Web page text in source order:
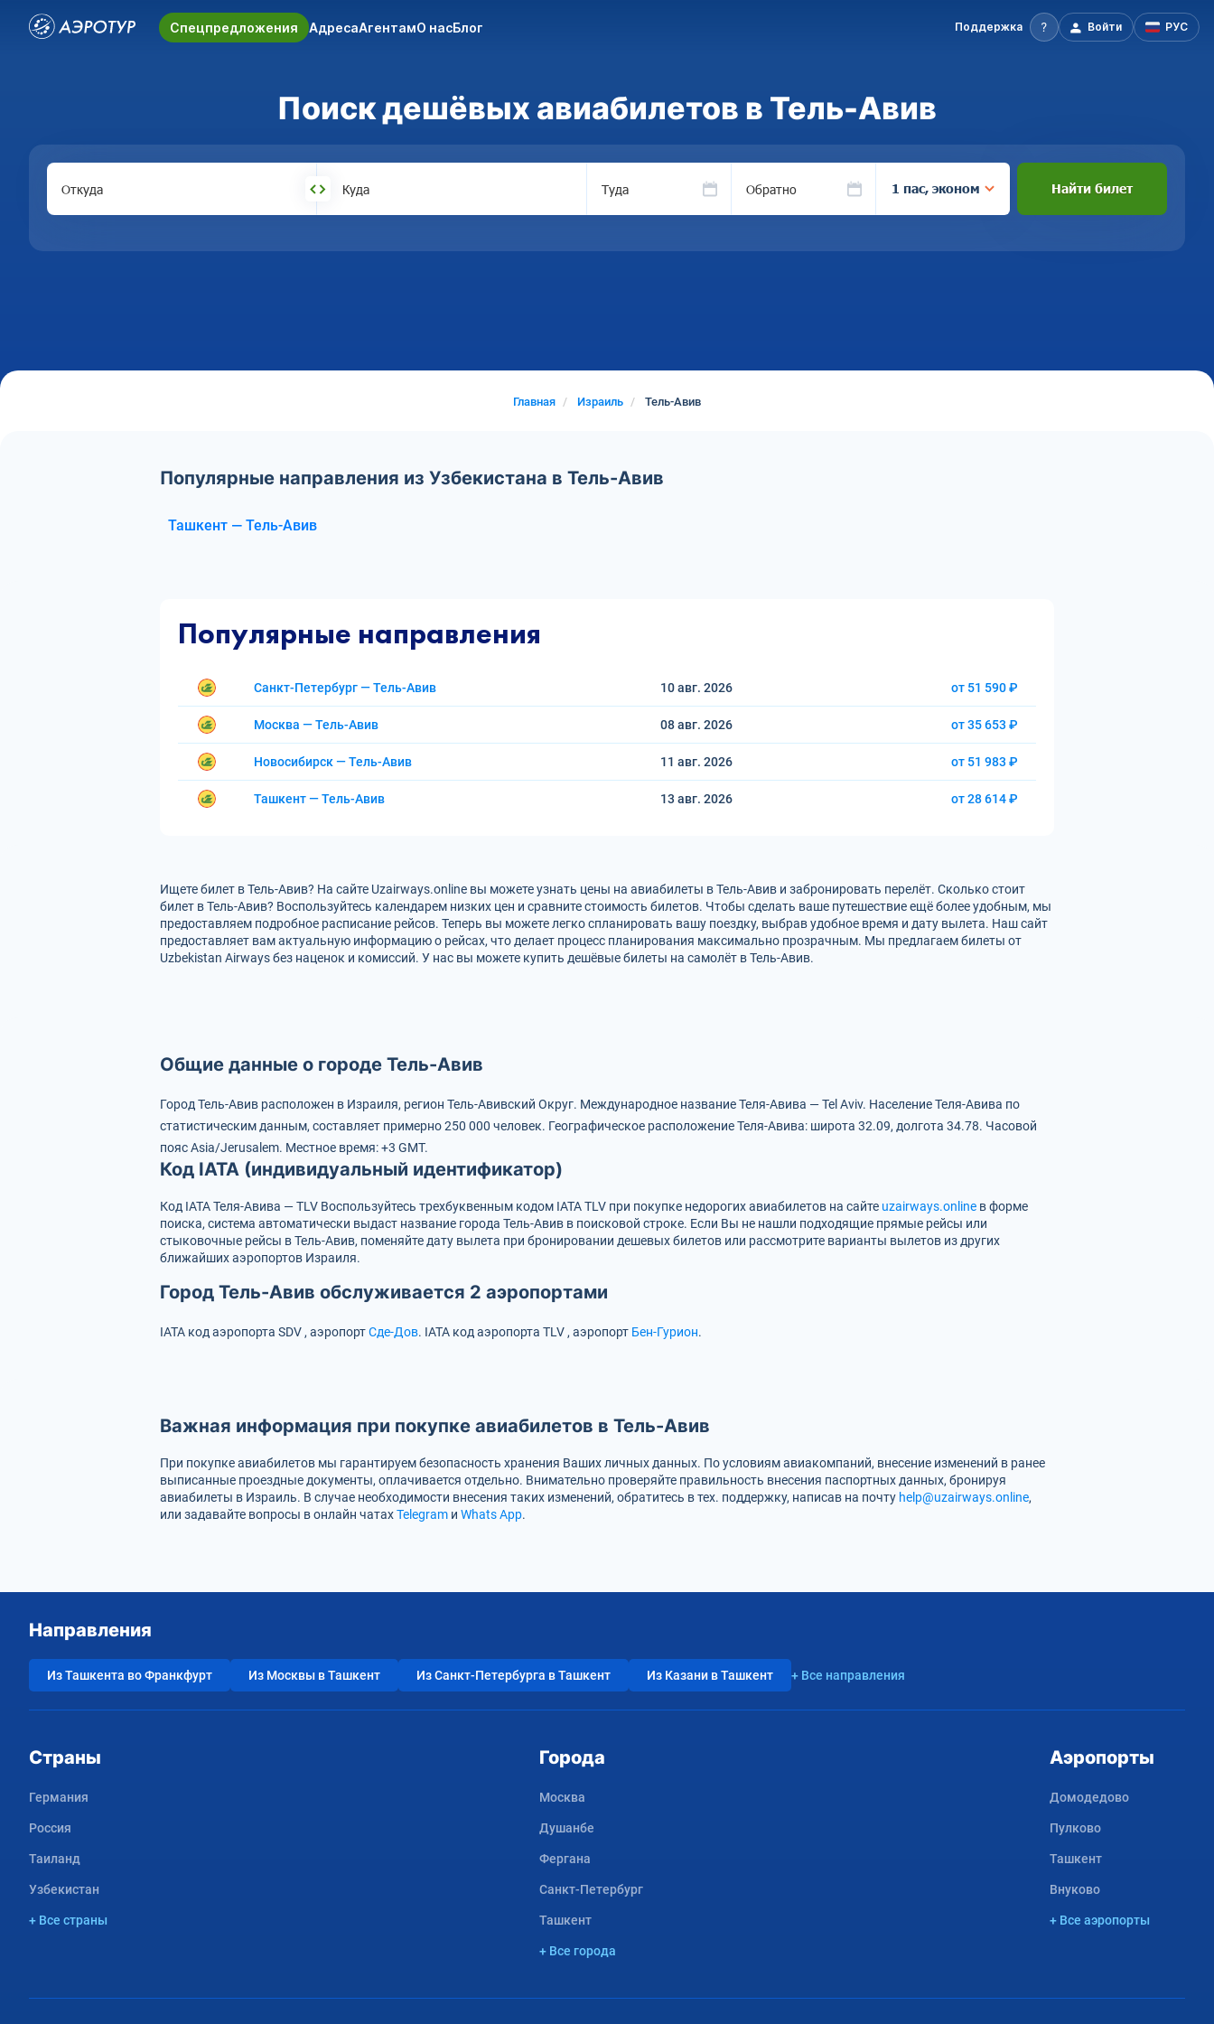
Спецпредложения АдресаАгентамО насБлог Поддержка Войти РУС
Поиск дешёвых авиабилетов в Тель-Авив
Откуда Куда Туда Обратно 1 пас, эконом Найти билет
Главная Израиль Тель-Авив
Популярные направления из Узбекистана в Тель-Авив
Ташкент — Тель-Авив
Популярные направления
Санкт-Петербург — Тель-Авив 10 авг. 2026 от 51 590 ₽
Москва — Тель-Авив 08 авг. 2026 от 35 653 ₽
Новосибирск — Тель-Авив 11 авг. 2026 от 51 983 ₽
Ташкент — Тель-Авив 13 авг. 2026 от 28 614 ₽
Ищете билет в Тель-Авив? На сайте Uzairways.online вы можете узнать цены на авиабилеты в Тель-Авив и забронировать перелёт. Сколько стоит
билет в Тель-Авив? Воспользуйтесь календарем низких цен и сравните стоимость билетов. Чтобы сделать ваше путешествие ещё более удобным, мы
предоставляем подробное расписание рейсов. Теперь вы можете легко спланировать вашу поездку, выбрав удобное время и дату вылета. Наш сайт
предоставляет вам актуальную информацию о рейсах, что делает процесс планирования максимально прозрачным. Мы предлагаем билеты от
Uzbekistan Airways без наценок и комиссий. У нас вы можете купить дешёвые билеты на самолёт в Тель-Авив.
Общие данные о городе Тель-Авив
Город Тель-Авив расположен в Израиля, регион Тель-Авивский Округ. Международное название Теля-Авива — Tel Aviv. Население Теля-Авива по
статистическим данным, составляет примерно 250 000 человек. Географическое расположение Теля-Авива: широта 32.09, долгота 34.78. Часовой
пояс Asia/Jerusalem. Местное время: +3 GMT.
Код IATA (индивидуальный идентификатор)
Код IATA Теля-Авива — TLV Воспользуйтесь трехбуквенным кодом IATATLV при покупке недорогих авиабилетов на сайте uzairways.online в форме
поиска, система автоматически выдаст название города Тель-Авив в поисковой строке. Если Вы не нашли подходящие прямые рейсы или
стыковочные рейсы в Тель-Авив, поменяйте дату вылета при бронировании дешевых билетов или рассмотрите варианты вылетов из других
ближайших аэропортов Израиля.
Город Тель-Авив обслуживается 2 аэропортами
IATA код аэропорта SDV , аэропортСде-Дов. IATA код аэропорта TLV , аэропорт Бен-Гурион.
Важная информация при покупке авиабилетов в Тель-Авив
При покупке авиабилетов мы гарантируем безопасность хранения Ваших личных данных. По условиям авиакомпаний, внесение изменений в ранее
выписанные проездные документы, оплачивается отдельно. Внимательно проверяйте правильность внесения паспортных данных, бронируя
авиабилеты в Израиль. В случае необходимости внесения таких изменений, обратитесь в тех. поддержку, написав на почту help@uzairways.online,
или задавайте вопросы в онлайн чатахTelegram и Whats App.
Направления
Из Ташкента во Франкфурт Из Москвы в Ташкент Из Санкт-Петербурга в Ташкент Из Казани в Ташкент + Все направления
Страны
Германия
Россия
Таиланд
Узбекистан
+ Все страны
Города
Москва
Душанбе
Фергана
Санкт-Петербург
Ташкент
+ Все города
Аэропорты
Домодедово
Пулково
Ташкент
Внуково
+ Все аэропорты